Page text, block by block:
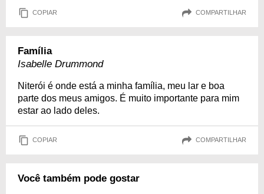
COPIAR COMPARTILHAR
Família
Isabelle Drummond
Niterói é onde está a minha família, meu lar e boa
parte dos meus amigos. É muito importante para mim
estar ao lado deles.
COPIAR COMPARTILHAR
Você também pode gostar